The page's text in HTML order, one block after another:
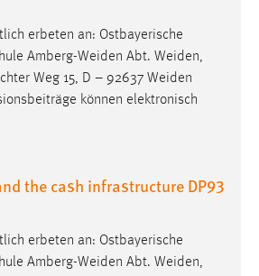
erbeten an: Ostbayerische
Amberg-Weiden Abt. Weiden,
Weg 15, D – 92637 Weiden
können elektronisch
the cash infrastructure DP93
erbeten an: Ostbayerische
Amberg-Weiden Abt. Weiden,